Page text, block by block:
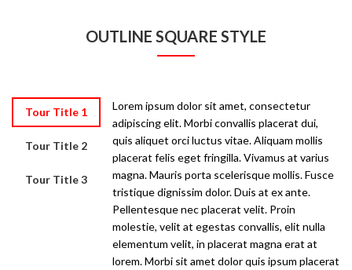
OUTLINE SQUARE STYLE
Tour Title 1
Tour Title 2
Tour Title 3
Lorem ipsum dolor sit amet, consectetur
adipiscing elit. Morbi convallis placerat dui,
quis aliquet orci luctus vitae. Aliquam mollis
placerat felis eget fringilla. Vivamus at varius
magna. Mauris porta scelerisque mollis. Fusce
tristique dignissim dolor. Duis at ex ante.
Pellentesque nec placerat velit. Proin
molestie, velit at egestas convallis, elit nulla
elementum velit, in placerat magna erat at
lorem. Morbi sit amet dolor quis ipsum placerat